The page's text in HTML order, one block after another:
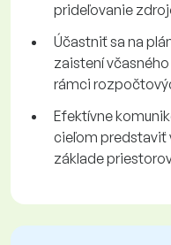
prideľovanie
Účastniť sa na
zaistení
rámci
Efektívne
cieľom predstaviť
základe